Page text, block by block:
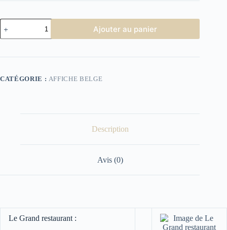
quantité
de
Affiche
Le
Restaurant
Ajouter au panier
CATÉGORIE : AFFICHE BELGE
Description
Avis (0)
Le Grand restaurant :